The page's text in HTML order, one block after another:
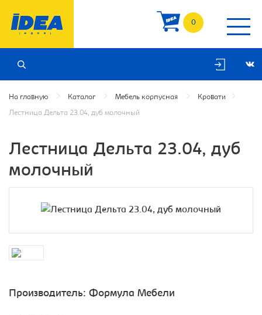
0
На главную Каталог Мебель корпусная Кровати
Лестница Дельта 23.04, дуб молочный
Лестница Дельта 23.04, дуб
молочный
Производитель: Формула Мебели